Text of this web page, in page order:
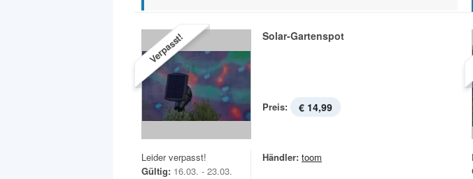
Verpasst! Solar-Gartenspot
Preis: € 14,99
Leider verpasst!
Gültig: 16.03. - 23.03.
Händler: toom